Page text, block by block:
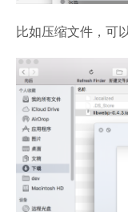
比如压缩文件，可